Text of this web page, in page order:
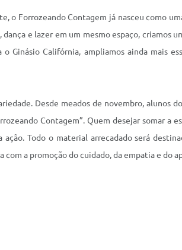
o Forrozeando Contagem já nasceu como
e lazer em um mesmo espaço,
Ginásio Califórnia, ampliamos ainda mais
Desde meados de novembro, alunos
Contagem”. Quem desejar somar
Todo o material arrecadado será
a promoção do cuidado, da empatia e do